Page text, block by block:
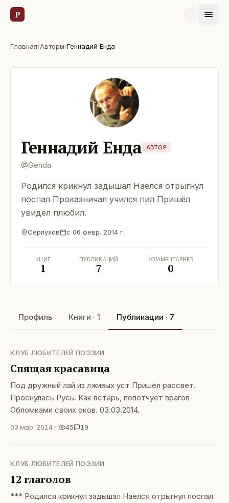
Р
Главная/Авторы/Геннадий Енда
Геннадий Енда АВТОР
@Genda
Родился крикнул задышал Наелся отрыгнул
поспал Проказничал учился пил Пришёл
увидел плюбил.
Серпухов с 06 февр. 2014 г.
КНИГ
1
ПУБЛИКАЦИЙ
7
КОММЕНТАРИЕВ
0
Профиль Книги · 1 Публикации · 7
КЛУБ ЛЮБИТЕЛЕЙ ПОЭЗИИ
Спящая красавица
Под дружный лай из лживых уст Пришёл рассвет.
Проснулась Русь. Как встарь, попотчует врагов
Обломками своих оков. 03.03.2014.
03 мар. 2014 г. 45 19
КЛУБ ЛЮБИТЕЛЕЙ ПОЭЗИИ
12 глаголов
*** Родился крикнул задышал Наелся отрыгнул поспал